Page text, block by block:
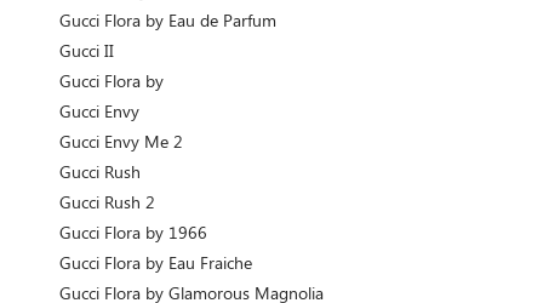
Gucci Flora by Eau de Parfum
Gucci II
Gucci Flora by
Gucci Envy
Gucci Envy Me 2
Gucci Rush
Gucci Rush 2
Gucci Flora by 1966
Gucci Flora by Eau Fraiche
Gucci Flora by Glamorous Magnolia